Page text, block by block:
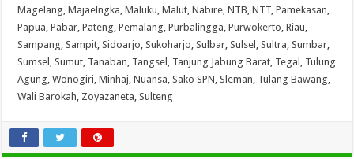
Magelang,Majaelngka,Maluku,Malut,Nabire,NTB,NTT,Pamekasan,
Papua,Pabar,Pateng,Pemalang,Purbalingga,Purwokerto,Riau,
Sampang,Sampit,Sidoarjo,Sukoharjo,Sulbar,Sulsel ,Sultra,Sumbar,
Sumsel ,Sumut, Tanaban, Tangsel , Tanjung Jabung Barat, Tegal , Tulung
Agung,Wonogiri,Minhaj,Nuansa,Sako SPN,Sleman, Tulang Bawang,
Wali Barokah, Zoyazaneta,Sulteng